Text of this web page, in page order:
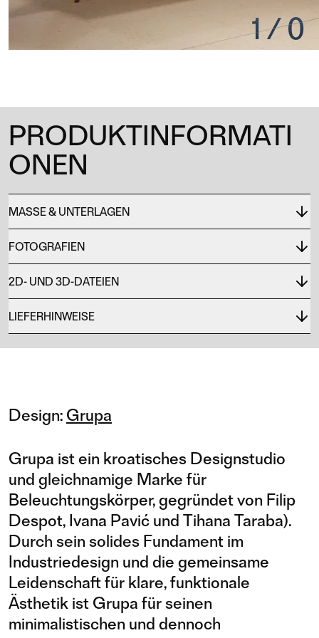
1/0
PRODUKTINFORMATI
ONEN
MASSE & UNTERLAGEN
FOTOGRAFIEN
2D- UND 3D-DATEIEN
LIEFERHINWEISE
Design: Grupa
Grupa ist ein kroatisches Designstudio
und gleichnamige Marke für
Beleuchtungskörper, gegründet von Filip
Despot, Ivana Pavić und Tihana Taraba).
Durch sein solides Fundament im
Industriedesign und die gemeinsame
Leidenschaft für klare, funktionale
Ästhetik ist Grupa für seinen
minimalistischen und dennoch